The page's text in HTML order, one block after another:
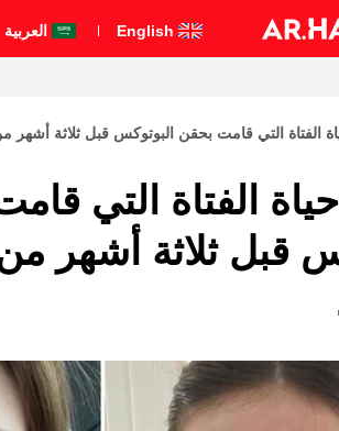
العربية
الفتاة التي قامت بحقن البوتوكس قبل ثلاثة أشهر
الفتاة التي
قبل ثلاثة أشهر